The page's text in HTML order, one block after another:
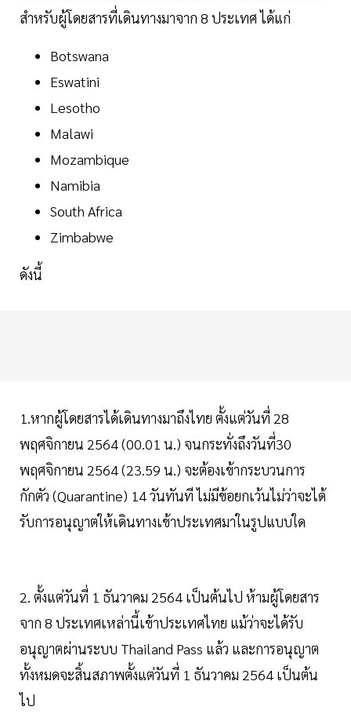
สำหรับผู้โดยสารที่เดินทางมาจาก 8 ประเทศ ได้แก่
Botswana
Eswatini
Lesotho
Malawi
Mozambique
Namibia
South Africa
Zimbabwe
ดังนี้
1.หากผู้โดยสารได้เดินทางมาถึงไทย ตั้งแต่วันที่ 28
พฤศจิกายน 2564 (00.01 น.) จนกระทั่งถึงวันที่30
พฤศจิกายน 2564 (23.59 น.) จะต้องเข้ากระบวนการ
กักตัว (Quarantine) 14 วันทันที ไม่มีข้อยกเว้นไม่ว่าจะได้
รับการอนุญาตให้เดินทางเข้าประเทศมาในรูปแบบใด
2. ตั้งแต่วันที่ 1 ธันวาคม 2564 เป็นต้นไป ห้ามผู้โดยสาร
จาก 8 ประเทศเหล่านี้เข้าประเทศไทย แม้ว่าจะได้รับ
อนุญาตผ่านระบบ Thailand Pass แล้ว และการอนุญาต
ทั้งหมดจะสิ้นสภาพตั้งแต่วันที่ 1 ธันวาคม 2564 เป็นต้น
ไป